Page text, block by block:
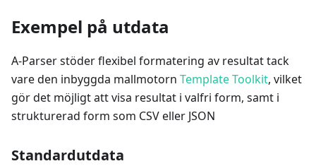
Exempel på utdata
A-Parser stöder flexibel formatering av resultat tack
vare den inbyggda mallmotorn Template Toolkit, vilket
gör det möjligt att visa resultat i valfri form, samt i
strukturerad form som CSV eller JSON
Standardutdata